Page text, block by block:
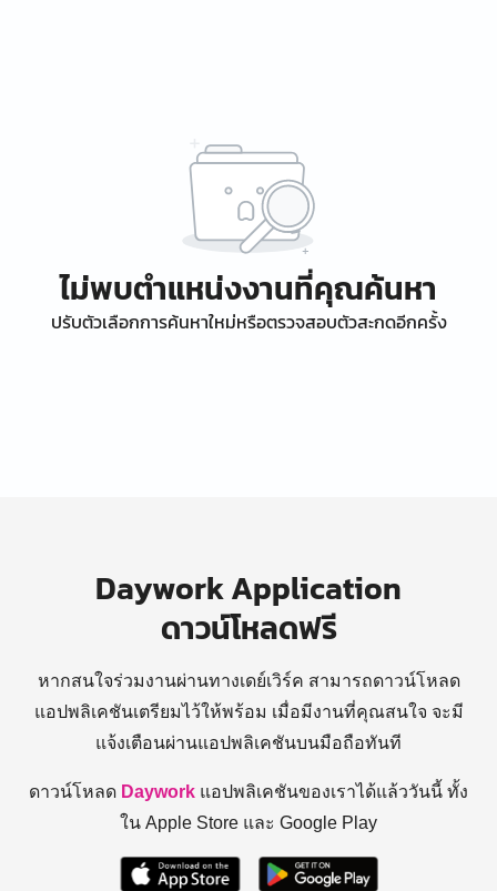
ไม่พบตำแหน่งงานที่คุณค้นหา
ปรับตัวเลือกการค้นหาใหม่หรือตรวจสอบตัวสะกดอีกครั้ง
Daywork Application
ดาวน์โหลดฟรี
หากสนใจร่วมงานผ่านทางเดย์เวิร์ค สามารถดาวน์โหลด
แอปพลิเคชันเตรียมไว้ให้พร้อม เมื่อมีงานที่คุณสนใจ จะมี
แจ้งเตือนผ่านแอปพลิเคชันบนมือถือทันที
ดาวน์โหลด Daywork แอปพลิเคชันของเราได้แล้ววันนี้ ทั้ง
ใน Apple Store และ Google Play